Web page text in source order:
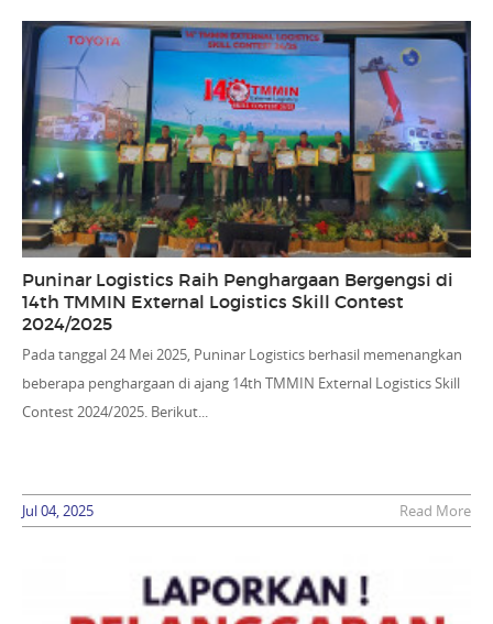
Puninar Logistics Raih Penghargaan Bergengsi di
14th TMMIN External Logistics Skill Contest
2024/2025
Pada tanggal 24 Mei 2025, Puninar Logistics berhasil memenangkan
beberapa penghargaan di ajang 14th TMMIN External Logistics Skill
Contest 2024/2025. Berikut...
Jul 04, 2025 Read More